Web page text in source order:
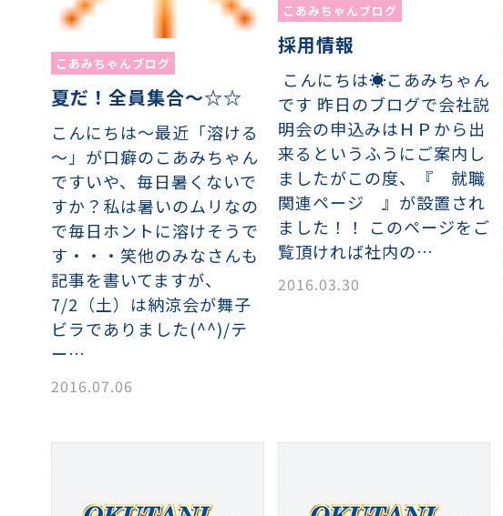
こあみちゃんブログ
夏だ！全員集合～☆☆
こんにちは～最近「溶ける
～」が口癖のこあみちゃん
ですいや、毎日暑くないで
すか？私は暑いのムリなの
で毎日ホントに溶けそうで
す・・・笑他のみなさんも
記事を書いてますが、
7/2（土）は納涼会が舞子
ビラでありました(^^)/テ
ー…
2016.07.06
こあみちゃんブログ
採用情報
こんにちは☀こあみちゃん
です 昨日のブログで会社説
明会の申込みはＨＰから出
来るというふうにご案内し
ましたがこの度、『 就職
関連ページ 』が設置され
ました！！ このページをご
覧頂ければ社内の…
2016.03.30